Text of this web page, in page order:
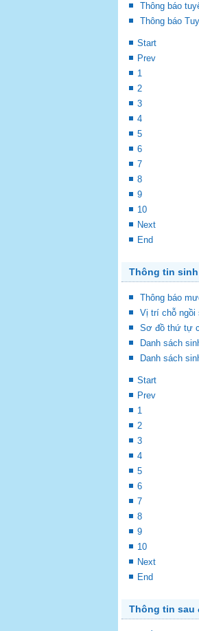
Thông báo
Thông báo
Start
Prev
1
2
3
4
5
6
7
8
9
10
Next
End
Thông tin
Thông báo
Vị trí chỗ ngồi
Sơ đồ thứ tự
Danh sách
Danh sách
Start
Prev
1
2
3
4
5
6
7
8
9
10
Next
End
Thông tin sau